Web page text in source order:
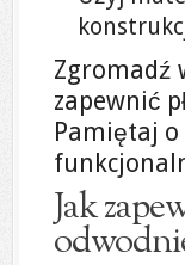
Zgromadź
zapewnić
Pamiętaj o
Jak